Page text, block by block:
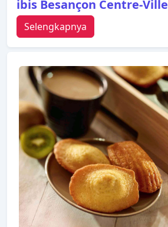
ibis Besançon Centre-Ville
Selengkapnya